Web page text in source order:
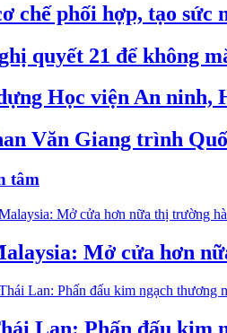
chế phối hợp, tạo sức
quyết 21 để không
Học viện An ninh,
Văn Giang trình
tâm
Mở cửa hơn
Lan: Phấn đấu kim